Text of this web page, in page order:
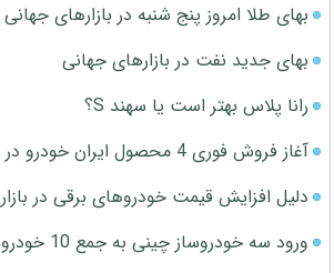
بهای طلا امروز پنج شنبه در بازارهای جهانی
بهای جدید نفت در بازارهای جهانی
رانا پلاس بهتر است یا سهند S؟
آغاز فروش فوری 4 محصول ایران خودرو در نمایندگی‌ها
دلیل افزایش قیمت خودروهای برقی در بازار
ورود سه خودروساز چینی به جمع 10 خودروساز برتر جهان